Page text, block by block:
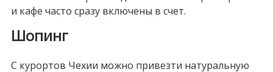
и кафе часто сразу включены в счет.
Шопинг
С курортов Чехии можно привезти натуральную